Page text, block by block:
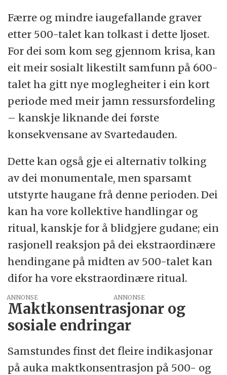
Færre og mindre iaugefallande graver
etter 500-talet kan tolkast i dette ljoset.
For dei som kom seg gjennom krisa, kan
eit meir sosialt likestilt samfunn på 600-
talet ha gitt nye moglegheiter i ein kort
periode med meir jamn ressursfordeling
– kanskje liknande dei første
konsekvensane av Svartedauden.
Dette kan også gje ei alternativ tolking
av dei monumentale, men sparsamt
utstyrte haugane frå denne perioden. Dei
kan ha vore kollektive handlingar og
ritual, kanskje for å blidgjere gudane; ein
rasjonell reaksjon på dei ekstraordinære
hendingane på midten av 500-talet kan
difor ha vore ekstraordinære ritual.
ANNONSE
Maktkonsentrasjonar og
sosiale endringar
Samstundes finst det fleire indikasjonar
på auka maktkonsentrasjon på 500- og